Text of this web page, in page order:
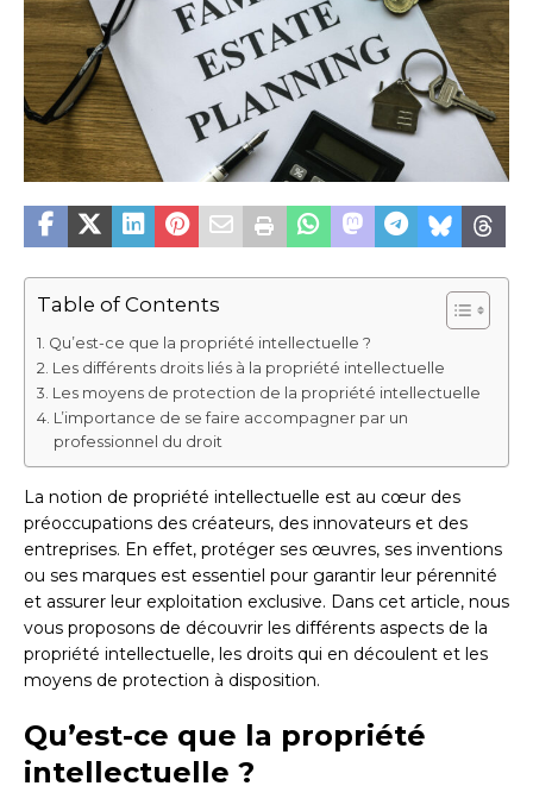
Table of Contents
Qu’est-ce que la propriété intellectuelle ?
Les différents droits liés à la propriété intellectuelle
Les moyens de protection de la propriété intellectuelle
L’importance de se faire accompagner par un
professionnel du droit
La notion de propriété intellectuelle est au cœur des
préoccupations des créateurs, des innovateurs et des
entreprises. En effet, protéger ses œuvres, ses inventions
ou ses marques est essentiel pour garantir leur pérennité
et assurer leur exploitation exclusive. Dans cet article, nous
vous proposons de découvrir les différents aspects de la
propriété intellectuelle, les droits qui en découlent et les
moyens de protection à disposition.
Qu’est-ce que la propriété
intellectuelle ?